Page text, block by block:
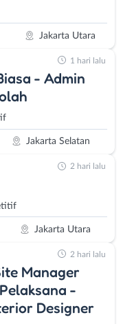
Jakarta Utara
- Admin
Jakarta Selatan
1 hari lalu
Jakarta Utara
2 hari lalu
Manager
-
Designer
2 hari lalu